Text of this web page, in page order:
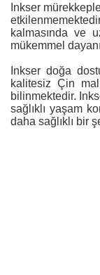
Inkser
kalmasında ve
mükemmel
Inkser doğa
kalitesiz Çin
bilinmektedir.
sağlıklı yaşam
daha sağlıklı bir